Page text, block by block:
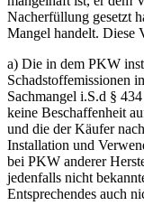
Nacherfüllung gesetzt
Mangel handelt. Diese
a) Die in dem PKW
Schadstoffemissionen
Sachmangel i.S.d §
keine Beschaffenheit
und die der Käufer
Installation und
bei PKW anderer
jedenfalls nicht
Entsprechendes auch